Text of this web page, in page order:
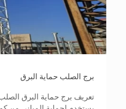
برج الصلب حماية البرق
تعريف برج حماية البرق